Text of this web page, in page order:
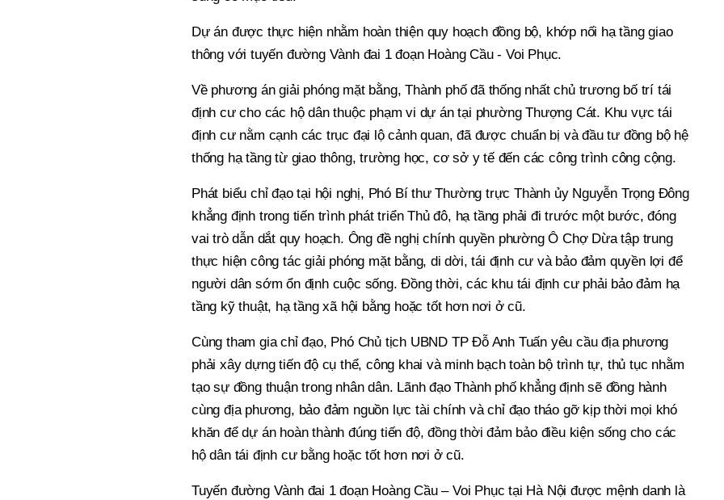
Dự án được thực hiện nhằm hoàn thiện quy hoạch đồng bộ, khớp nối hạ tầng giao
thông với tuyến đường Vành đai 1 đoạn Hoàng Cầu - Voi Phục.
Về phương án giải phóng mặt bằng, Thành phố đã thống nhất chủ trương bố trí tái
định cư cho các hộ dân thuộc phạm vi dự án tại phường Thượng Cát. Khu vực tái
định cư nằm cạnh các trục đại lộ cảnh quan, đã được chuẩn bị và đầu tư đồng bộ hệ
thống hạ tầng từ giao thông, trường học, cơ sở y tế đến các công trình công cộng.
Phát biểu chỉ đạo tại hội nghị, Phó Bí thư Thường trực Thành ủy Nguyễn Trọng Đông
khẳng định trong tiến trình phát triển Thủ đô, hạ tầng phải đi trước một bước, đóng
vai trò dẫn dắt quy hoạch. Ông đề nghị chính quyền phường Ô Chợ Dừa tập trung
thực hiện công tác giải phóng mặt bằng, di dời, tái định cư và bảo đảm quyền lợi để
người dân sớm ổn định cuộc sống. Đồng thời, các khu tái định cư phải bảo đảm hạ
tầng kỹ thuật, hạ tầng xã hội bằng hoặc tốt hơn nơi ở cũ.
Cùng tham gia chỉ đạo, Phó Chủ tịch UBND TP Đỗ Anh Tuấn yêu cầu địa phương
phải xây dựng tiến độ cụ thể, công khai và minh bạch toàn bộ trình tự, thủ tục nhằm
tạo sự đồng thuận trong nhân dân. Lãnh đạo Thành phố khẳng định sẽ đồng hành
cùng địa phương, bảo đảm nguồn lực tài chính và chỉ đạo tháo gỡ kịp thời mọi khó
khăn để dự án hoàn thành đúng tiến độ, đồng thời đảm bảo điều kiện sống cho các
hộ dân tái định cư bằng hoặc tốt hơn nơi ở cũ.
Tuyến đường Vành đai 1 đoạn Hoàng Cầu – Voi Phục tại Hà Nội được mệnh danh là